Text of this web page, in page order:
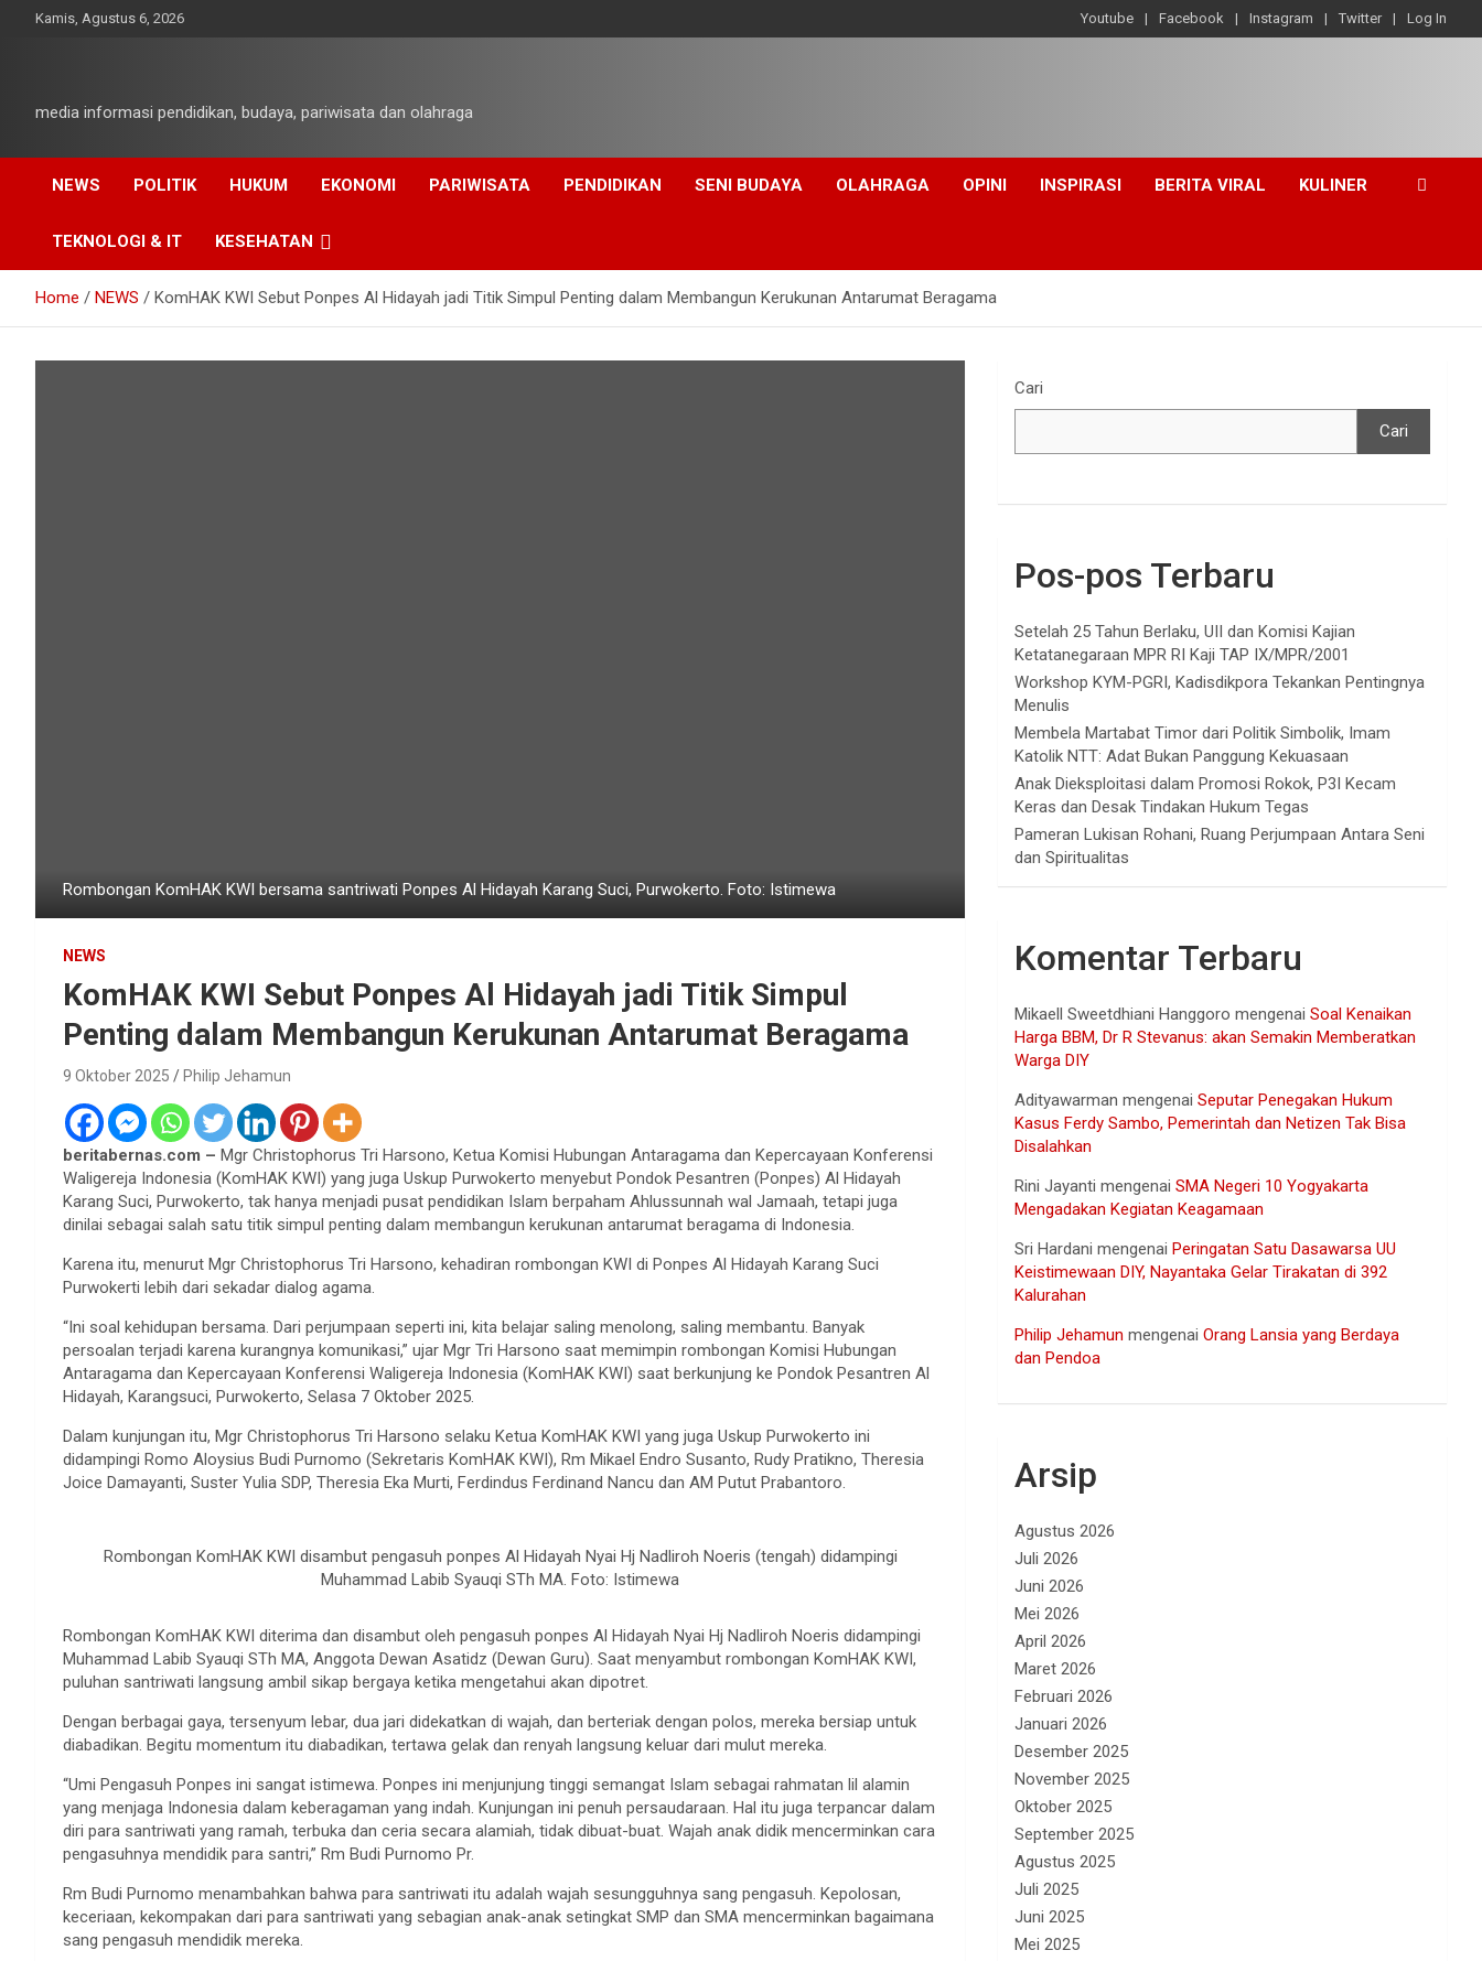
Kamis, Agustus 6, 2026 Youtube Facebook Instagram Twitter Log In
media informasi pendidikan, budaya, pariwisata dan olahraga
NEWS POLITIK HUKUM EKONOMI PARIWISATA PENDIDIKAN SENI BUDAYA OLAHRAGA OPINI INSPIRASI BERITA VIRAL KULINER
TEKNOLOGI & IT KESEHATAN
Home NEWS KomHAK KWI Sebut Ponpes Al Hidayah jadi Titik Simpul Penting dalam Membangun Kerukunan Antarumat Beragama
Rombongan KomHAK KWI bersama santriwati Ponpes Al Hidayah Karang Suci, Purwokerto. Foto: Istimewa
NEWS
KomHAK KWI Sebut Ponpes Al Hidayah jadi Titik Simpul
Penting dalam Membangun Kerukunan Antarumat Beragama
9 Oktober 2025 Philip Jehamun
beritabernas.com – Mgr Christophorus Tri Harsono, Ketua Komisi Hubungan Antaragama dan Kepercayaan Konferensi
Waligereja Indonesia (KomHAK KWI) yang juga Uskup Purwokerto menyebut Pondok Pesantren (Ponpes) Al Hidayah
Karang Suci, Purwokerto, tak hanya menjadi pusat pendidikan Islam berpaham Ahlussunnah wal Jamaah, tetapi juga
dinilai sebagai salah satu titik simpul penting dalam membangun kerukunan antarumat beragama di Indonesia.
Karena itu, menurut Mgr Christophorus Tri Harsono, kehadiran rombongan KWI di Ponpes Al Hidayah Karang Suci
Purwokerti lebih dari sekadar dialog agama.
“Ini soal kehidupan bersama. Dari perjumpaan seperti ini, kita belajar saling menolong, saling membantu. Banyak
persoalan terjadi karena kurangnya komunikasi,” ujar Mgr Tri Harsono saat memimpin rombongan Komisi Hubungan
Antaragama dan Kepercayaan Konferensi Waligereja Indonesia (KomHAK KWI) saat berkunjung ke Pondok Pesantren Al
Hidayah, Karangsuci, Purwokerto, Selasa 7 Oktober 2025.
Dalam kunjungan itu, Mgr Christophorus Tri Harsono selaku Ketua KomHAK KWI yang juga Uskup Purwokerto ini
didampingi Romo Aloysius Budi Purnomo (Sekretaris KomHAK KWI), Rm Mikael Endro Susanto, Rudy Pratikno, Theresia
Joice Damayanti, Suster Yulia SDP, Theresia Eka Murti, Ferdindus Ferdinand Nancu dan AM Putut Prabantoro.
Rombongan KomHAK KWI disambut pengasuh ponpes Al Hidayah Nyai Hj Nadliroh Noeris (tengah) didampingi
Muhammad Labib Syauqi STh MA. Foto: Istimewa
Rombongan KomHAK KWI diterima dan disambut oleh pengasuh ponpes Al Hidayah Nyai Hj Nadliroh Noeris didampingi
Muhammad Labib Syauqi STh MA, Anggota Dewan Asatidz (Dewan Guru). Saat menyambut rombongan KomHAK KWI,
puluhan santriwati langsung ambil sikap bergaya ketika mengetahui akan dipotret.
Dengan berbagai gaya, tersenyum lebar, dua jari didekatkan di wajah, dan berteriak dengan polos, mereka bersiap untuk
diabadikan. Begitu momentum itu diabadikan, tertawa gelak dan renyah langsung keluar dari mulut mereka.
“Umi Pengasuh Ponpes ini sangat istimewa. Ponpes ini menjunjung tinggi semangat Islam sebagai rahmatan lil alamin
yang menjaga Indonesia dalam keberagaman yang indah. Kunjungan ini penuh persaudaraan. Hal itu juga terpancar dalam
diri para santriwati yang ramah, terbuka dan ceria secara alamiah, tidak dibuat-buat. Wajah anak didik mencerminkan cara
pengasuhnya mendidik para santri,” Rm Budi Purnomo Pr.
Rm Budi Purnomo menambahkan bahwa para santriwati itu adalah wajah sesungguhnya sang pengasuh. Kepolosan,
keceriaan, kekompakan dari para santriwati yang sebagian anak-anak setingkat SMP dan SMA mencerminkan bagaimana
sang pengasuh mendidik mereka.
Cari
Cari
Pos-pos Terbaru
Setelah 25 Tahun Berlaku, UII dan Komisi Kajian
Ketatanegaraan MPR RI Kaji TAP IX/MPR/2001
Workshop KYM-PGRI, Kadisdikpora Tekankan Pentingnya
Menulis
Membela Martabat Timor dari Politik Simbolik, Imam
Katolik NTT: Adat Bukan Panggung Kekuasaan
Anak Dieksploitasi dalam Promosi Rokok, P3I Kecam
Keras dan Desak Tindakan Hukum Tegas
Pameran Lukisan Rohani, Ruang Perjumpaan Antara Seni
dan Spiritualitas
Komentar Terbaru
Mikaell Sweetdhiani Hanggoro mengenaiSoal Kenaikan
Harga BBM, Dr R Stevanus: akan Semakin Memberatkan
Warga DIY
Adityawarman mengenaiSeputar Penegakan Hukum
Kasus Ferdy Sambo, Pemerintah dan Netizen Tak Bisa
Disalahkan
Rini Jayanti mengenaiSMA Negeri 10 Yogyakarta
Mengadakan Kegiatan Keagamaan
Sri Hardani mengenaiPeringatan Satu Dasawarsa UU
Keistimewaan DIY, Nayantaka Gelar Tirakatan di 392
Kalurahan
Philip Jehamun mengenaiOrang Lansia yang Berdaya
dan Pendoa
Arsip
Agustus 2026
Juli 2026
Juni 2026
Mei 2026
April 2026
Maret 2026
Februari 2026
Januari 2026
Desember 2025
November 2025
Oktober 2025
September 2025
Agustus 2025
Juli 2025
Juni 2025
Mei 2025